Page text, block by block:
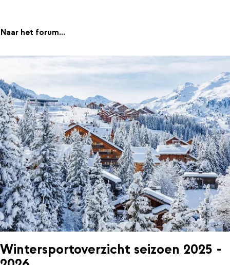
Naar het forum...
Wintersportoverzicht seizoen 2025 -